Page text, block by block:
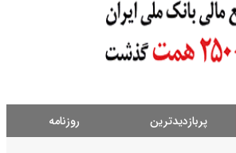
پربازدیدترین روزنامه